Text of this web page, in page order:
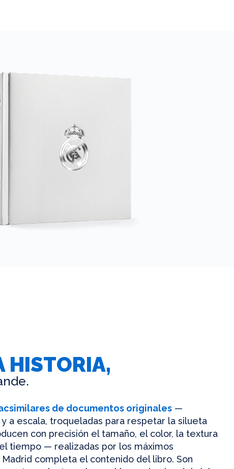
HISTORIA,
de documentos originales —
a escala, troqueladas para respetar la silueta
con precisión el tamaño, el color, la textura
tiempo — realizadas por los máximos
completa el contenido del libro. Son